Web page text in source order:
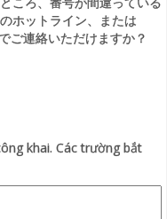
ホットライン、または
連絡いただけますか？
khai. Các trường bắt